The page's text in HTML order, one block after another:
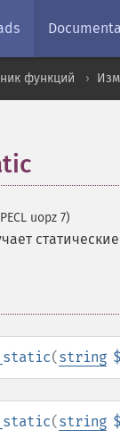
функций
uopz 7)
(string
(string